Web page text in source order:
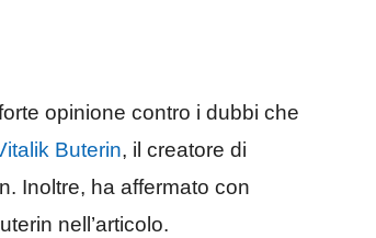
opinione contro i dubbi che
Buterin, il creatore di
Inoltre, ha affermato con
nell’articolo.